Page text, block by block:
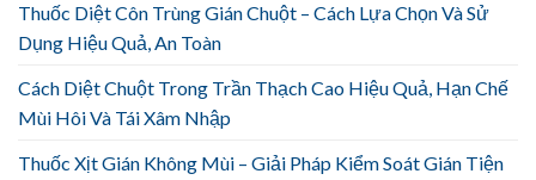
Thuốc Diệt Côn Trùng Gián Chuột – Cách Lựa Chọn Và Sử
Dụng Hiệu Quả, An Toàn
Cách Diệt Chuột Trong Trần Thạch Cao Hiệu Quả, Hạn Chế
Mùi Hôi Và Tái Xâm Nhập
Thuốc Xịt Gián Không Mùi – Giải Pháp Kiểm Soát Gián Tiện